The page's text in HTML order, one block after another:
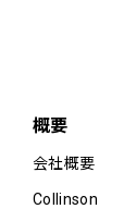
概要
会社概要
Collinson